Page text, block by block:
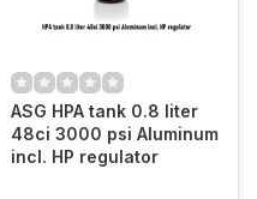
ASG HPA tank 0.8 liter
48ci 3000 psi Aluminum
incl. HP regulator